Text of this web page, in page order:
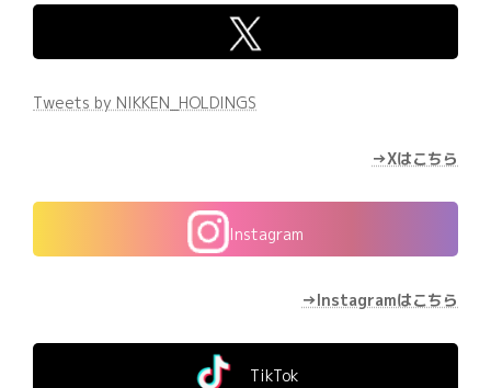
Tweets by NIKKEN_HOLDINGS
→Xはこちら
Instagram
→Instagramはこちら
TikTok